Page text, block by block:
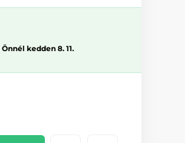
Önnél kedden 8. 11.